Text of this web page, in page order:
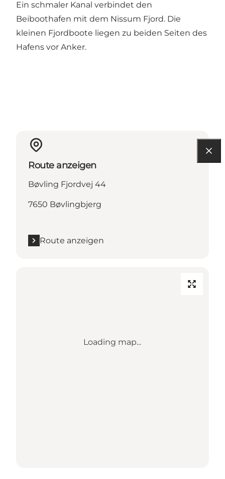
Ein schmaler Kanal verbindet den
Beiboothafen mit dem Nissum Fjord. Die
kleinen Fjordboote liegen zu beiden Seiten des
Hafens vor Anker.
Route anzeigen
Bøvling Fjordvej 44
7650 Bøvlingbjerg
Route anzeigen
Loading map...